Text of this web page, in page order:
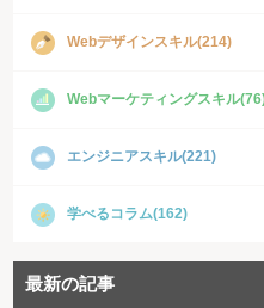
Webデザインスキル(214)
Webマーケティングスキル
エンジニアスキル(221)
学べるコラム(162)
最新の記事